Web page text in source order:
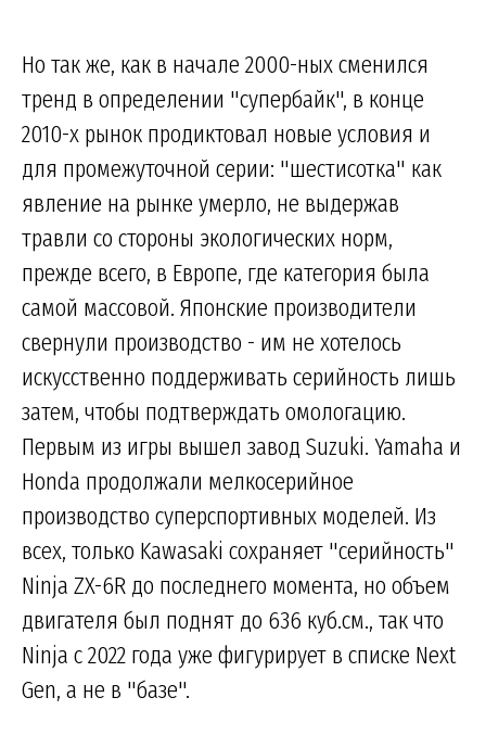
Но так же, как в начале 2000-ных сменился
тренд в определении "супербайк", в конце
2010-х рынок продиктовал новые условия и
для промежуточной серии: "шестисотка" как
явление на рынке умерло, не выдержав
травли со стороны экологических норм,
прежде всего, в Европе, где категория была
самой массовой. Японские производители
свернули производство - им не хотелось
искусственно поддерживать серийность лишь
затем, чтобы подтверждать омологацию.
Первым из игры вышел завод Suzuki. Yamaha и
Honda продолжали мелкосерийное
производство суперспортивных моделей. Из
всех, только Kawasaki сохраняет "серийность"
Ninja ZX-6R до последнего момента, но объем
двигателя был поднят до 636 куб.см., так что
Ninja с 2022 года уже фигурирует в списке Next
Gen, а не в "базе".